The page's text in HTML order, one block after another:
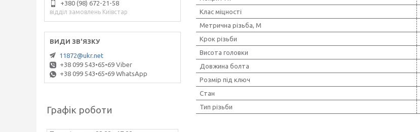
Клас міцності
Метрична різьба, М
Крок різьби
Висота головки
Довжина болта
Розмір під ключ
Стан
Тип різьби
+380 (98) 672-21-58
відділ замовлень Київстар
11872@ukr.net
+38 099 543•65•69 Viber
+38 099 543•65•69 WhatsApp
Графік роботи